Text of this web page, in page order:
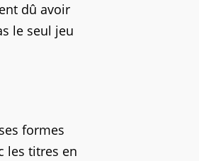
dû avoir
le seul jeu
formes
les titres en